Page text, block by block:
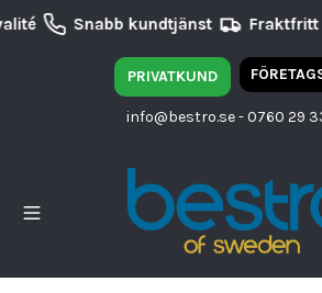
Snabb kundtjänst Fraktfritt
PRIVATKUND
info@bestro.se- 0760 29